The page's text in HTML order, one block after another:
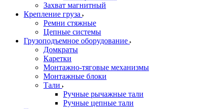
Захват магнитный
Крепление груза
Ремни стяжные
Цепные системы
Грузоподъемное оборудование
Домкраты
Каретки
Монтажно-тяговые механизмы
Монтажные блоки
Тали
Ручные рычажные тали
Ручные цепные тали